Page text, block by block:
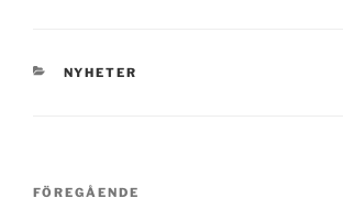
KATEGORIER
NYHETER
Inläggsnavigering
Föregående
FÖREGÅENDE